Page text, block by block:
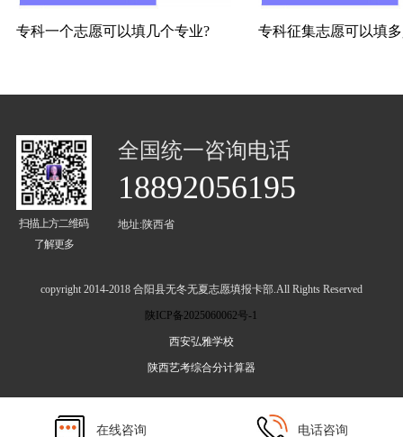
专科一个志愿可以填几个专业? 专科征集志愿可以填
扫描上方二维码
了解更多
全国统一咨询电话
18892056195
地址:陕西省
copyright 2014-2018 合阳县无冬无夏志愿填报卡部.All Rights Reserved
陕ICP备2025060062号-1
西安弘雅学校
陕西艺考综合分计算器
在线咨询 电话咨询